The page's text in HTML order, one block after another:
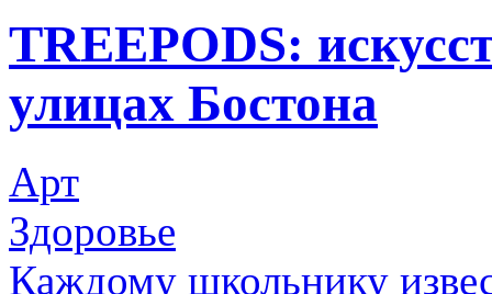
TREEPODS:
улицах Бостона
Арт
Здоровье
Каждому школьнику